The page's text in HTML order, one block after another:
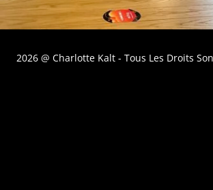
2026 @ Charlotte Kalt - Tous Les Droits